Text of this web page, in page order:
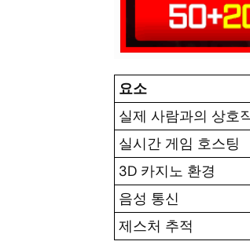
요소
실제 사람과의 상호
실시간 게임 호스팅
3D 카지노 환경
음성 통신
제스처 추적